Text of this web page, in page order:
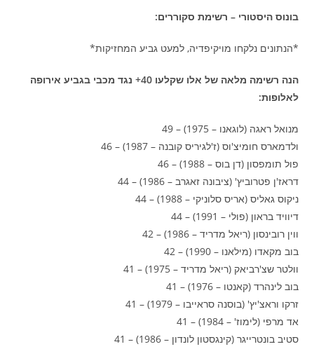
בונוס היסטורי – רשימת סקוררים:
*הנתונים נלקחו מויקיפדיה, למעט גביע המחזיקות*
הנה רשימה מלאה של אלו שקלעו 40+ נגד מכבי בגביע אירופה
לאלופות:
מנואל ראגה (לוגאנו – 1975) – 49
ולדמארס חומיצ'וס (ז'לגיריס קובנה – 1987) – 46
פול תומפסון (דן בוס – 1988) – 46
דראז'ן פטרוביץ' (ציבונה זאגרב – 1986) – 44
ניקוס גאליס (אריס סלוניקי – 1988) – 44
דיוויד בראון (פולי – 1991) – 44
ווין רובינסון (ריאל מדריד – 1986) – 42
בוב מקאדו (מילאנו – 1990) – 42
וולטר שצ'רביאק (ריאל מדריד – 1975) – 41
בוב לינהרד (קאנטו – 1976) – 41
זרקו וראצ'יץ' (בוסנה סראייבו – 1979) – 41
אד מרפי (לימוז' – 1984) – 41
סטיב בונטרייגר (קינגסטון לונדון – 1986) – 41